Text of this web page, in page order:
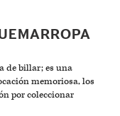
de billar; es una
memoriosa, los
por coleccionar